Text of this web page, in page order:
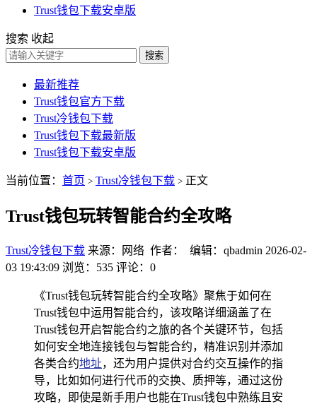
Trust钱包下载安卓版
搜索 收起
搜索
最新推荐
Trust钱包官方下载
Trust冷钱包下载
Trust钱包下载最新版
Trust钱包下载安卓版
当前位置： 首页 > Trust冷钱包下载 > 正文
Trust钱包玩转智能合约全攻略
Trust冷钱包下载 来源：网络 作者： 编辑：qbadmin 2026-02-
03 19:43:09 浏览：535 评论：0
《Trust钱包玩转智能合约全攻略》聚焦于如何在
Trust钱包中运用智能合约，该攻略详细涵盖了在
Trust钱包开启智能合约之旅的各个关键环节，包括
如何安全地连接钱包与智能合约，精准识别并添加
各类合约地址，还为用户提供对合约交互操作的指
导，比如如何进行代币的交换、质押等，通过这份
攻略，即使是新手用户也能在Trust钱包中熟练且安